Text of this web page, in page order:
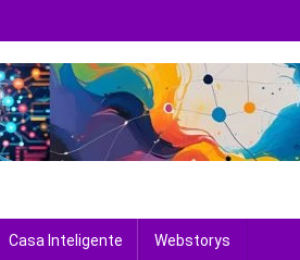
Casa Inteligente Webstorys